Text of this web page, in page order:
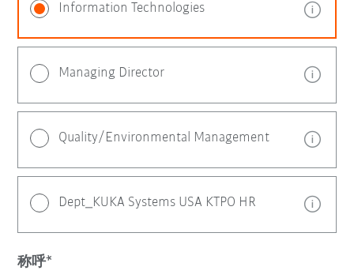
Information Technologies
Managing Director
Quality/Environmental Management
Dept_KUKA Systems USA KTPO HR
称呼